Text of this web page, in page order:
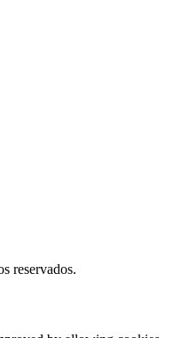
reservados.